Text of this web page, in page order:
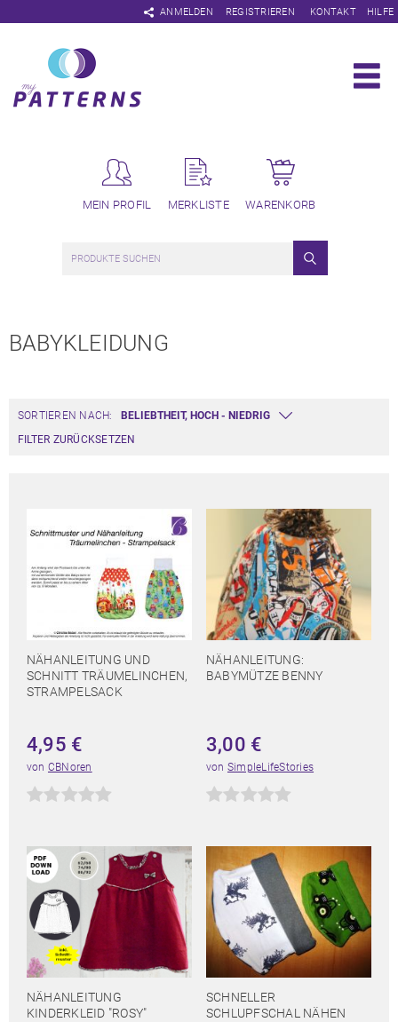
ANMELDEN
Navigation
überspringen
REGISTRIEREN KONTAKT HILFE
MEIN PROFIL MERKLISTE WARENKORB
BABYKLEIDUNG
SORTIEREN NACH:
FILTER ZURÜCKSETZEN
NÄHANLEITUNG UND
SCHNITT TRÄUMELINCHEN,
STRAMPELSACK
4,95 €
von CBNoren
NÄHANLEITUNG:
BABYMÜTZE BENNY
3,00 €
von SimpleLifeStories
NÄHANLEITUNG
KINDERKLEID "ROSY"
SCHNELLER
SCHLUPFSCHAL NÄHEN